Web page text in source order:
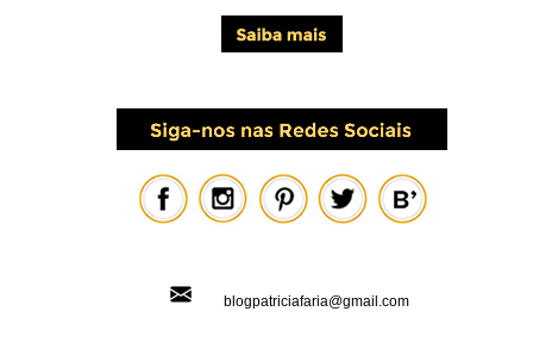
blogpatriciafaria@gmail.com